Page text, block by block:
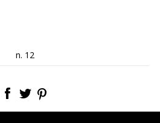
n. 12